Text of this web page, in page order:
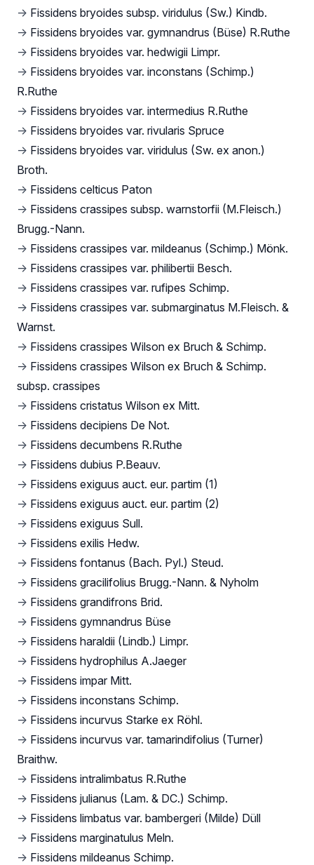
→ Fissidens bryoides subsp. viridulus (Sw.) Kindb.
→ Fissidens bryoides var. gymnandrus (Büse) R.Ruthe
→ Fissidens bryoides var. hedwigii Limpr.
→ Fissidens bryoides var. inconstans (Schimp.)
R.Ruthe
→ Fissidens bryoides var. intermedius R.Ruthe
→ Fissidens bryoides var. rivularis Spruce
→ Fissidens bryoides var. viridulus (Sw. ex anon.)
Broth.
→ Fissidens celticus Paton
→ Fissidens crassipes subsp. warnstorfii (M.Fleisch.)
Brugg.-Nann.
→ Fissidens crassipes var. mildeanus (Schimp.) Mönk.
→ Fissidens crassipes var. philibertii Besch.
→ Fissidens crassipes var. rufipes Schimp.
→ Fissidens crassipes var. submarginatus M.Fleisch. &
Warnst.
→ Fissidens crassipes Wilson ex Bruch & Schimp.
→ Fissidens crassipes Wilson ex Bruch & Schimp.
subsp. crassipes
→ Fissidens cristatus Wilson ex Mitt.
→ Fissidens decipiens De Not.
→ Fissidens decumbens R.Ruthe
→ Fissidens dubius P.Beauv.
→ Fissidens exiguus auct. eur. partim (1)
→ Fissidens exiguus auct. eur. partim (2)
→ Fissidens exiguus Sull.
→ Fissidens exilis Hedw.
→ Fissidens fontanus (Bach. Pyl.) Steud.
→ Fissidens gracilifolius Brugg.-Nann. & Nyholm
→ Fissidens grandifrons Brid.
→ Fissidens gymnandrus Büse
→ Fissidens haraldii (Lindb.) Limpr.
→ Fissidens hydrophilus A.Jaeger
→ Fissidens impar Mitt.
→ Fissidens inconstans Schimp.
→ Fissidens incurvus Starke ex Röhl.
→ Fissidens incurvus var. tamarindifolius (Turner)
Braithw.
→ Fissidens intralimbatus R.Ruthe
→ Fissidens julianus (Lam. & DC.) Schimp.
→ Fissidens limbatus var. bambergeri (Milde) Düll
→ Fissidens marginatulus Meln.
→ Fissidens mildeanus Schimp.